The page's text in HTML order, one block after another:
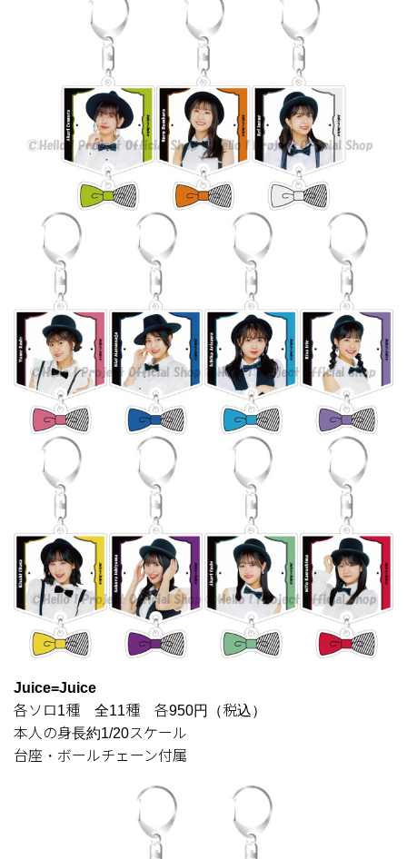
Juice=Juice
各ソロ1種 全11種 各950円（税込）
本人の身長約1/20スケール
台座・ボールチェーン付属